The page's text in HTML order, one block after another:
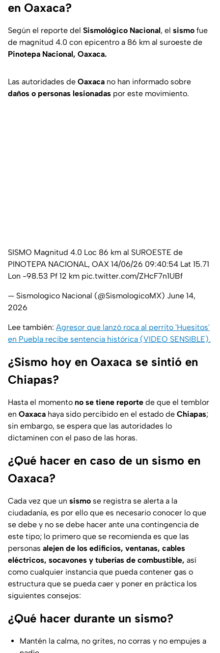
en Oaxaca?
Según el reporte del Sismológico Nacional, el sismo fue
de magnitud 4.0 con epicentro a 86 km al suroeste de
Pinotepa Nacional, Oaxaca.
Las autoridades de Oaxaca no han informado sobre
daños o personas lesionadas por este movimiento.
SISMO Magnitud 4.0 Loc 86 km al SUROESTE de
PINOTEPA NACIONAL, OAX 14/06/26 09:40:54 Lat 15.71
Lon -98.53 Pf 12 km pic.twitter.com/ZHcF7n1UBf
— Sismologico Nacional (@SismologicoMX) June 14,
2026
Lee también: Agresor que lanzó roca al perrito 'Huesitos'
en Puebla recibe sentencia histórica (VIDEO SENSIBLE).
¿Sismo hoy en Oaxaca se sintió en
Chiapas?
Hasta el momento no se tiene reporte de que el temblor
en Oaxaca haya sido percibido en el estado de Chiapas;
sin embargo, se espera que las autoridades lo
dictaminen con el paso de las horas.
¿Qué hacer en caso de un sismo en
Oaxaca?
Cada vez que un sismo se registra se alerta a la
ciudadanía, es por ello que es necesario conocer lo que
se debe y no se debe hacer ante una contingencia de
este tipo; lo primero que se recomienda es que las
personas alejen de los edificios, ventanas, cables
eléctricos, socavones y tuberías de combustible, así
como cualquier instancia que pueda contener gas o
estructura que se pueda caer y poner en práctica los
siguientes consejos:
¿Qué hacer durante un sismo?
Mantén la calma, no grites, no corras y no empujes a